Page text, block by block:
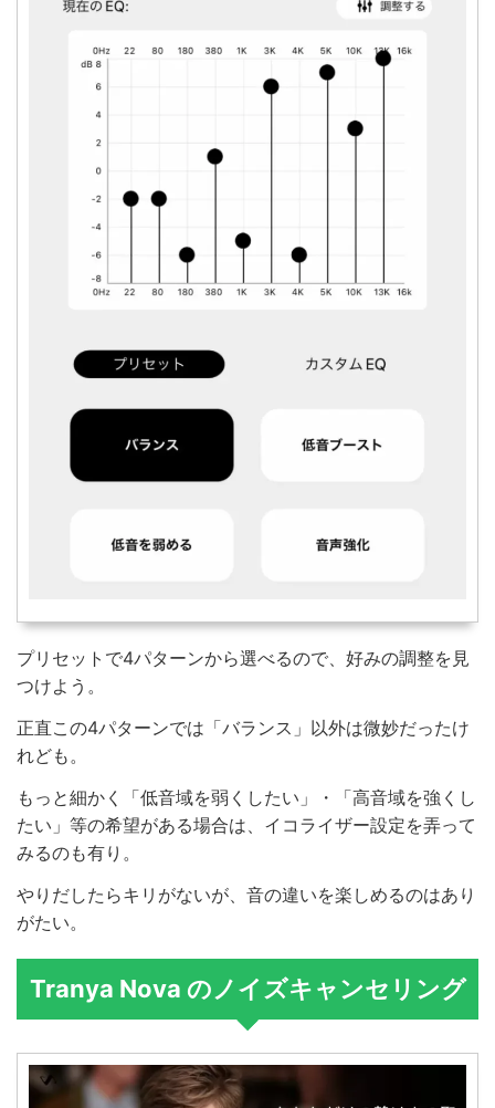
プリセットで4パターンから選べるので、好みの調整を見
つけよう。
正直この4パターンでは「バランス」以外は微妙だったけ
れども。
もっと細かく「低音域を弱くしたい」・「高音域を強くし
たい」等の希望がある場合は、イコライザー設定を弄って
みるのも有り。
やりだしたらキリがないが、音の違いを楽しめるのはあり
がたい。
Tranya Nova のノイズキャンセリング